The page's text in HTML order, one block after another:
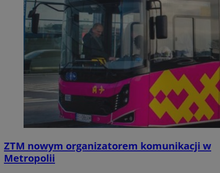
ZTM nowym organizatorem komunikacji w
Metropolii